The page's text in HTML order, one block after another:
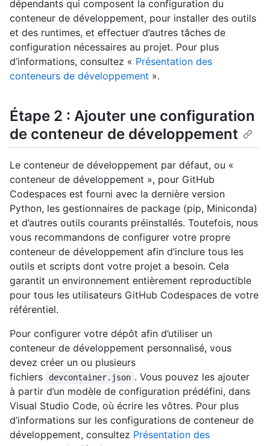
dépendants qui composent la configuration du
conteneur de développement, pour installer des outils
et des runtimes, et effectuer d’autres tâches de
configuration nécessaires au projet. Pour plus
d’informations, consultez « Présentation des
conteneurs de développement ».
Étape 2 : Ajouter une configuration
de conteneur de développement
Le conteneur de développement par défaut, ou «
conteneur de développement », pour GitHub
Codespaces est fourni avec la dernière version
Python, les gestionnaires de package (pip, Miniconda)
et d’autres outils courants préinstallés. Toutefois, nous
vous recommandons de configurer votre propre
conteneur de développement afin d’inclure tous les
outils et scripts dont votre projet a besoin. Cela
garantit un environnement entièrement reproductible
pour tous les utilisateurs GitHub Codespaces de votre
référentiel.
Pour configurer votre dépôt afin d’utiliser un
conteneur de développement personnalisé, vous
devez créer un ou plusieurs
fichiers
devcontainer.json . Vous pouvez les ajouter
à partir d’un modèle de configuration prédéfini, dans
Visual Studio Code, où écrire les vôtres. Pour plus
d’informations sur les configurations de conteneur de
développement, consultez Présentation des